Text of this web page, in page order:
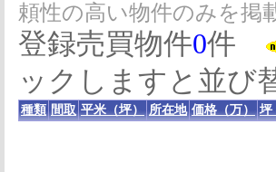
頼性の高い物件のみを掲
登録売買物件0件
ックしますと並び
種類 間取 平米（坪） 所在地 価格（万） 坪